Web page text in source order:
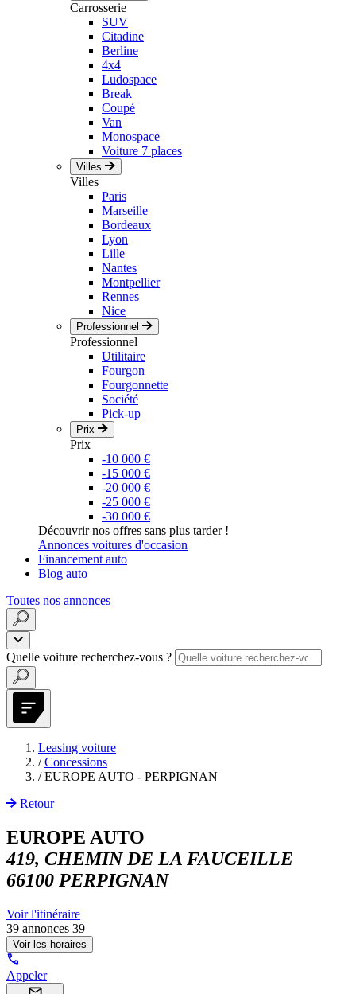
Carrosserie
SUV
Citadine
Berline
4x4
Ludospace
Break
Coupé
Van
Monospace
Voiture 7 places
Villes
Villes
Paris
Marseille
Bordeaux
Lyon
Lille
Nantes
Montpellier
Rennes
Nice
Professionnel
Professionnel
Utilitaire
Fourgon
Fourgonnette
Société
Pick-up
Prix
Prix
-10 000 €
-15 000 €
-20 000 €
-25 000 €
-30 000 €
Découvrir nos offres sans plus tarder !
Annonces voitures d'occasion
Financement auto
Blog auto
Toutes nos annonces
Quelle voiture recherchez-vous ?
Leasing voiture
/ Concessions
/ EUROPE AUTO - PERPIGNAN
Retour
EUROPE AUTO
419, CHEMIN DE LA FAUCEILLE
66100 PERPIGNAN
Voir l'itinéraire
39 annonces 39
Voir les horaires
Appeler